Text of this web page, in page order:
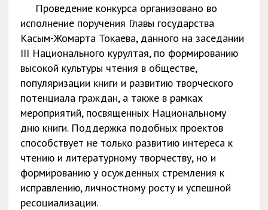
Проведение конкурса организовано во
исполнение поручения Главы государства
Касым-Жомарта Токаева, данного на заседании
III Национального курултая, по формированию
высокой культуры чтения в обществе,
популяризации книги и развитию творческого
потенциала граждан, а также в рамках
мероприятий, посвященных Национальному
дню книги. Поддержка подобных проектов
способствует не только развитию интереса к
чтению и литературному творчеству, но и
формированию у осужденных стремления к
исправлению, личностному росту и успешной
ресоциализации.